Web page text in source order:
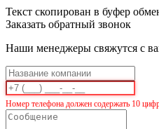
Текст скопирован в буфер
Заказать обратный звонок
Наши менеджеры свяжутся с
Номер телефона должен содержать 10